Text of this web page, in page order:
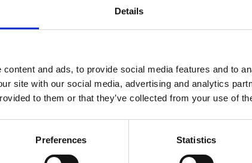
Details
and ads, to provide social media features and to
site with our social media, advertising and analytics
to them or that they’ve collected from your use of
Preferences Statistics